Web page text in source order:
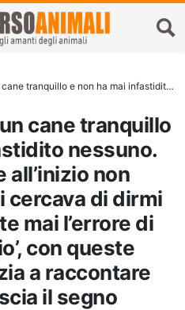
non capivo, invece lui cercava di dirmi qualcosa. Non fate mai l’errore di ignorarli perché io’, con queste parole l’uomo inizia a raccontare una storia che lascia il segno
un cane tranquillo
nessuno.
all’inizio non
cercava di dirmi
mai l’errore di
con queste
a raccontare
il segno